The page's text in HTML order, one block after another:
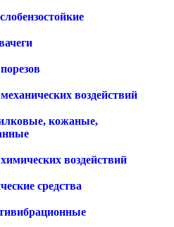
воздействий
кожаные,
воздействий
средства